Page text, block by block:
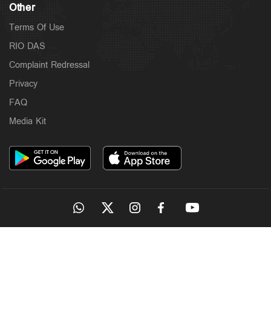
Other
Terms Of Use
RIO DAS
Complaint Redressal
Privacy
FAQ
Media Kit